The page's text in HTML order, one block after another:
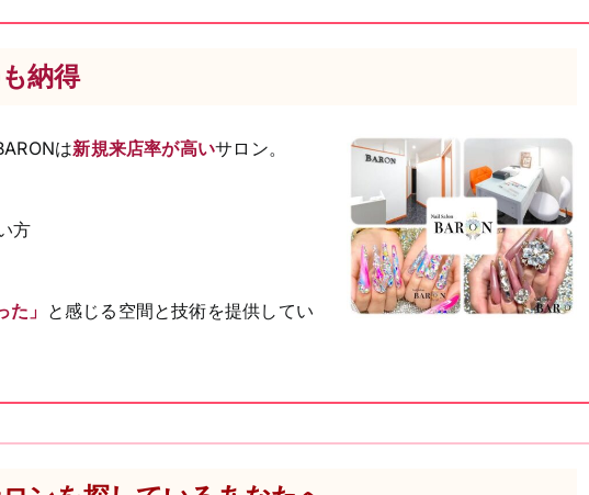
納得
は新規来店率が高いサロン。
方
た」 と感じる空間と技術を提供してい